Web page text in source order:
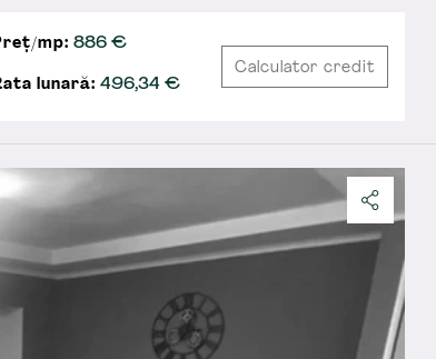
mp: 886 €
lunară:496,34 €
Calculator credit